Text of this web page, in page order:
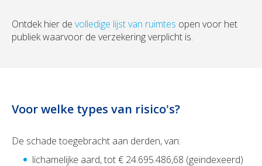
Ontdek hier de volledige lijst van ruimtes open voor het
publiek waarvoor de verzekering verplicht is.
Voor welke types van risico's?
De schade toegebracht aan derden, van:
lichamelijke aard, tot € 24.695.486,68 (geïndexeerd)